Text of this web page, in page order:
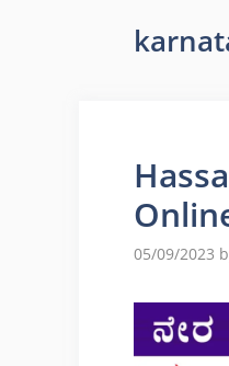
05/09/2023